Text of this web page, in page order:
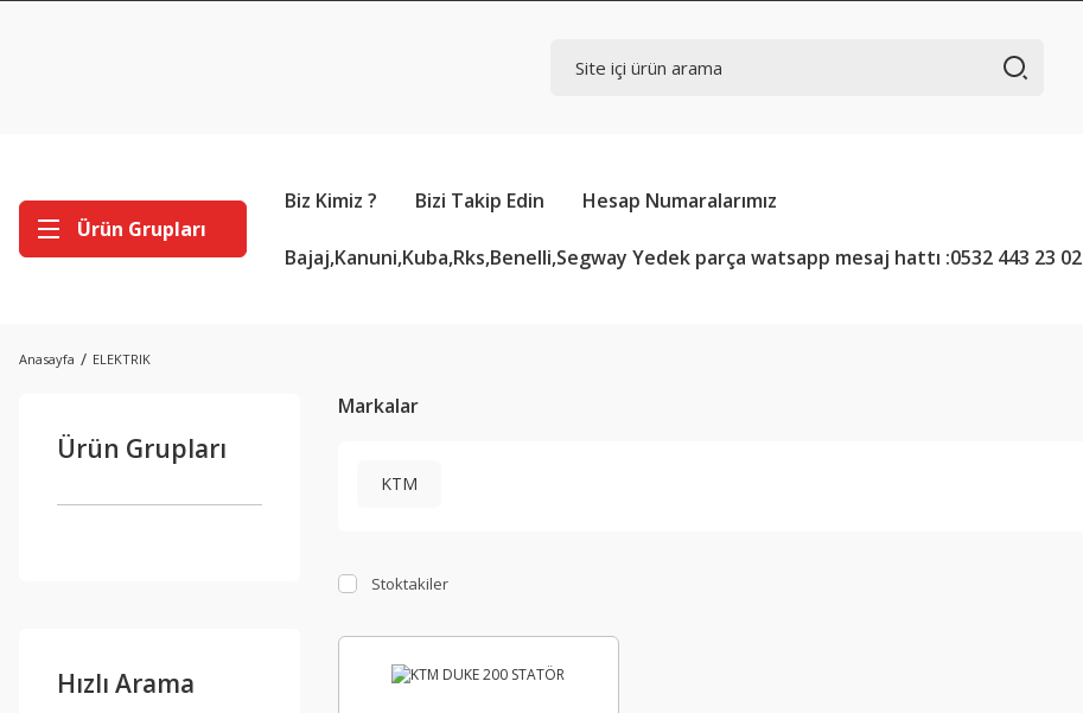
Ürün Grupları
Biz Kimiz ? Bizi Takip Edin Hesap Numaralarımız
Bajaj,Kanuni,Kuba,Rks,Benelli,Segway Yedek parça watsapp mesaj hattı :0532 443 23 02
Anasayfa ELEKTRIK
Ürün Grupları
Hızlı Arama
Markalar
KTM
Stoktakiler